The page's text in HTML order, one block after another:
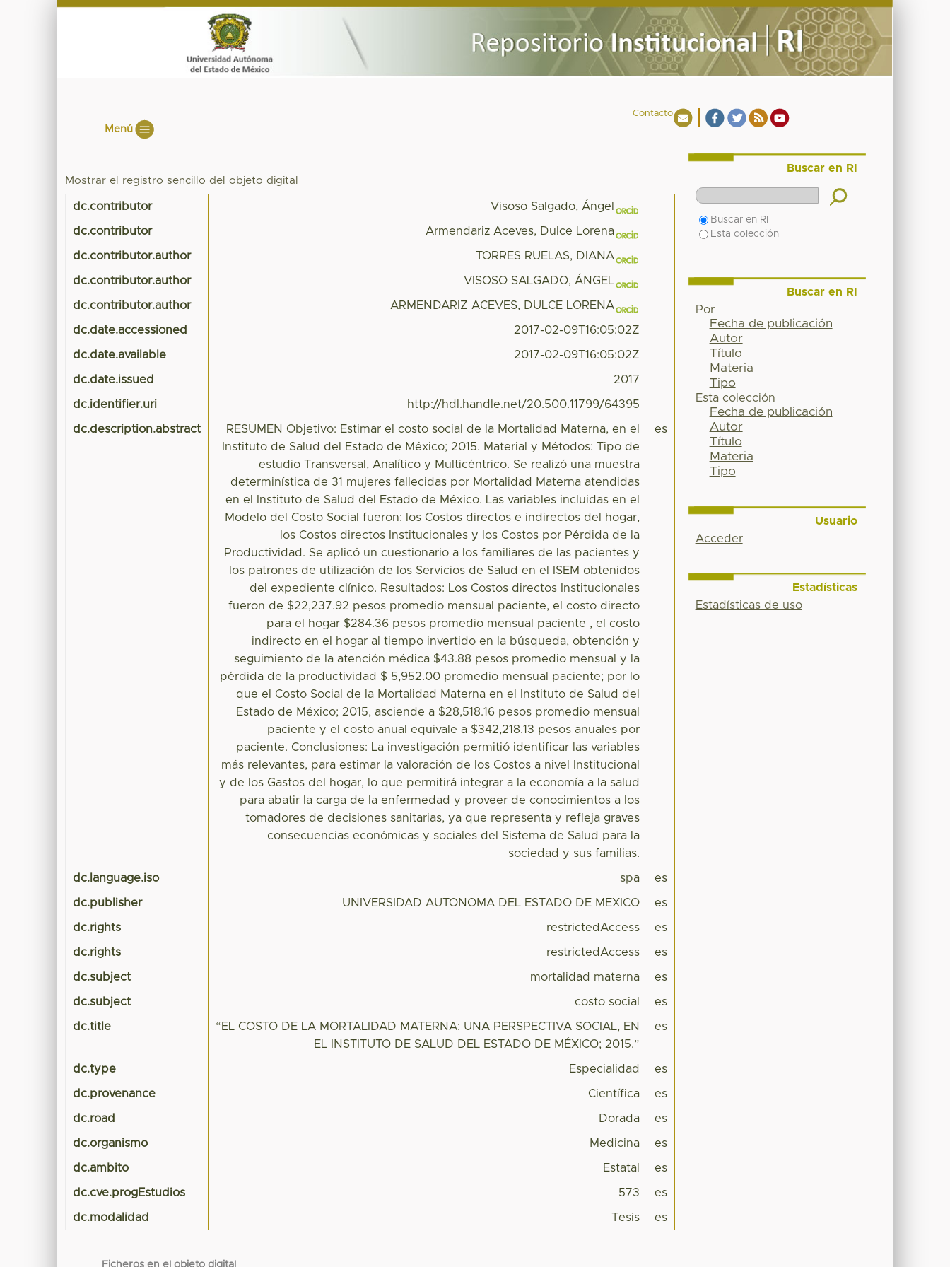
Contacto
Menú
Mostrar el registro sencillo del objeto digital
dc.contributor Visoso Salgado, Ángel
dc.contributor Armendariz Aceves, Dulce Lorena
dc.contributor.author TORRES RUELAS, DIANA
dc.contributor.author VISOSO SALGADO, ÁNGEL
dc.contributor.author ARMENDARIZ ACEVES, DULCE LORENA
dc.date.accessioned 2017-02-09T16:05:02Z
dc.date.available 2017-02-09T16:05:02Z
dc.date.issued 2017
dc.identifier.uri http://hdl.handle.net/20.500.11799/64395
dc.description.abstract
RESUMEN Objetivo: Estimar el costo social de la Mortalidad Materna, en el
Instituto de Salud del Estado de México; 2015. Material y Métodos: Tipo de
estudio Transversal, Analítico y Multicéntrico. Se realizó una muestra
determinística de 31 mujeres fallecidas por Mortalidad Materna atendidas
en el Instituto de Salud del Estado de México. Las variables incluidas en el
Modelo del Costo Social fueron: los Costos directos e indirectos del hogar,
los Costos directos Institucionales y los Costos por Pérdida de la
Productividad. Se aplicó un cuestionario a los familiares de las pacientes y
los patrones de utilización de los Servicios de Salud en el ISEM obtenidos
del expediente clínico. Resultados: Los Costos directos Institucionales
fueron de $22,237.92 pesos promedio mensual paciente, el costo directo
para el hogar $284.36 pesos promedio mensual paciente , el costo
indirecto en el hogar al tiempo invertido en la búsqueda, obtención y
seguimiento de la atención médica $43.88 pesos promedio mensual y la
pérdida de la productividad $ 5,952.00 promedio mensual paciente; por lo
que el Costo Social de la Mortalidad Materna en el Instituto de Salud del
Estado de México; 2015, asciende a $28,518.16 pesos promedio mensual
paciente y el costo anual equivale a $342,218.13 pesos anuales por
paciente. Conclusiones: La investigación permitió identificar las variables
más relevantes, para estimar la valoración de los Costos a nivel Institucional
y de los Gastos del hogar, lo que permitirá integrar a la economía a la salud
para abatir la carga de la enfermedad y proveer de conocimientos a los
tomadores de decisiones sanitarias, ya que representa y refleja graves
consecuencias económicas y sociales del Sistema de Salud para la
sociedad y sus familias.
es
dc.language.iso spa es
dc.publisher UNIVERSIDAD AUTONOMA DEL ESTADO DE MEXICO es
dc.rights restrictedAccess es
dc.rights restrictedAccess es
dc.subject mortalidad materna es
dc.subject costo social es
dc.title
“EL COSTO DE LA MORTALIDAD MATERNA: UNA PERSPECTIVA SOCIAL, EN
EL INSTITUTO DE SALUD DEL ESTADO DE MÉXICO; 2015.”
es
dc.type Especialidad es
dc.provenance Científica es
dc.road Dorada es
dc.organismo Medicina es
dc.ambito Estatal es
dc.cve.progEstudios 573 es
dc.modalidad Tesis es
Ficheros en el objeto digital
Buscar en RI
Buscar en RI
Esta colección
Buscar en RI
Por
Fecha de publicación
Autor
Título
Materia
Tipo
Esta colección
Fecha de publicación
Autor
Título
Materia
Tipo
Usuario
Acceder
Estadísticas
Estadísticas de uso